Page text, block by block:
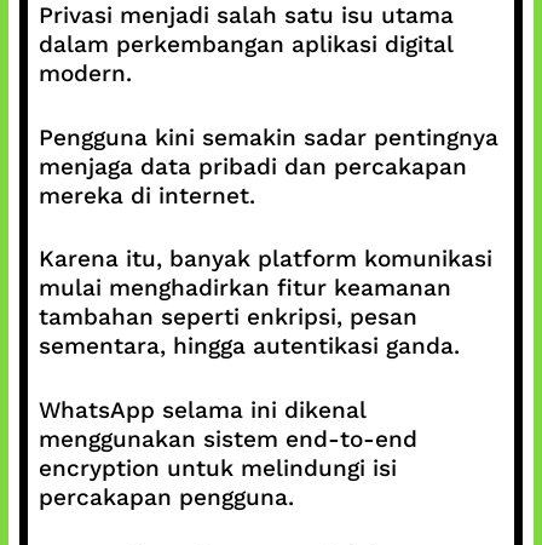
Privasi menjadi salah satu isu utama
dalam perkembangan aplikasi digital
modern.
Pengguna kini semakin sadar pentingnya
menjaga data pribadi dan percakapan
mereka di internet.
Karena itu, banyak platform komunikasi
mulai menghadirkan fitur keamanan
tambahan seperti enkripsi, pesan
sementara, hingga autentikasi ganda.
WhatsApp selama ini dikenal
menggunakan sistem end-to-end
encryption untuk melindungi isi
percakapan pengguna.